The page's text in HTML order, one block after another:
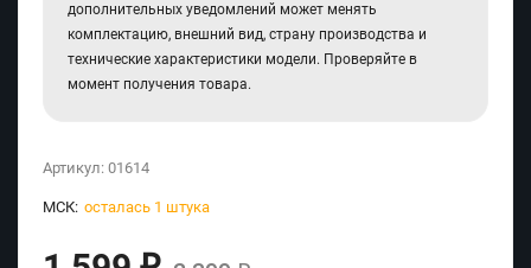
дополнительных уведомлений может менять
комплектацию, внешний вид, страну производства и
технические характеристики модели. Проверяйте в
момент получения товара.
Артикул: 01614
МСК: осталась 1 штука